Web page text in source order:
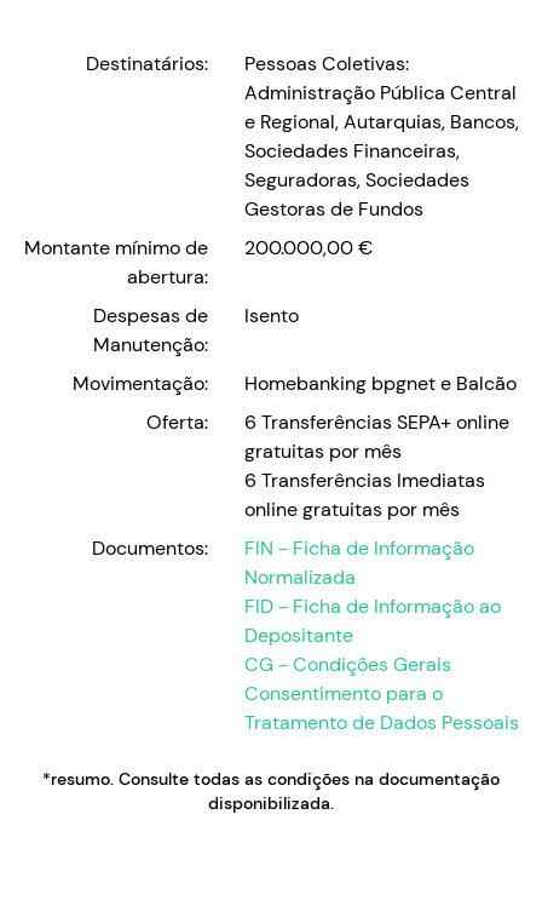
Destinatários:
Pessoas Coletivas:
Administração Pública Central
e Regional, Autarquias, Bancos,
Sociedades Financeiras,
Seguradoras, Sociedades
Gestoras de Fundos
Montante mínimo de
abertura:
200.000,00 €
Despesas de
Manutenção:
Isento
Movimentação:
Homebanking bpgnet e Balcão
Oferta:
6 Transferências SEPA+ online
gratuitas por mês
6 Transferências Imediatas
online gratuitas por mês
Documentos:
FIN - Ficha de Informação
Normalizada
FID - Ficha de Informação ao
Depositante
CG - Condições Gerais
Consentimento para o
Tratamento de Dados Pessoais
*resumo. Consulte todas as condições na documentação
disponibilizada.